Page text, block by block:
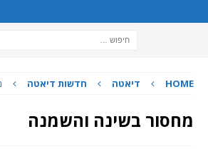
HOME דיאטה חדשות דיאטה
מחסור בשינה והשמנה